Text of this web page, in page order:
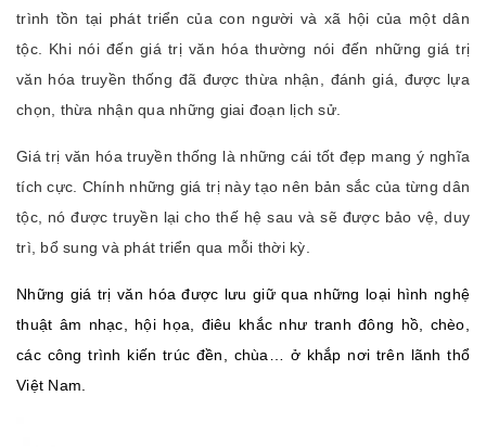
trình tồn tại phát triển của con người và xã hội của một dân
tộc. Khi nói đến giá trị văn hóa thường nói đến những giá trị
văn hóa truyền thống đã được thừa nhận, đánh giá, được lựa
chọn, thừa nhận qua những giai đoạn lịch sử.
Giá trị văn hóa truyền thống là những cái tốt đẹp mang ý nghĩa
tích cực. Chính những giá trị này tạo nên bản sắc của từng dân
tộc, nó được truyền lại cho thế hệ sau và sẽ được bảo vệ, duy
trì, bổ sung và phát triển qua mỗi thời kỳ.
Những giá trị văn hóa được lưu giữ qua những loại hình nghệ
thuật âm nhạc, hội họa, điêu khắc như tranh đông hồ, chèo,
các công trình kiến trúc đền, chùa… ở khắp nơi trên lãnh thổ
Việt Nam.